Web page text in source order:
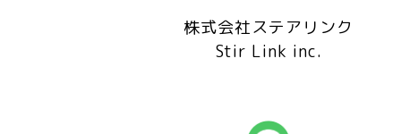
株式会社ステアリンク
Stir Link inc.